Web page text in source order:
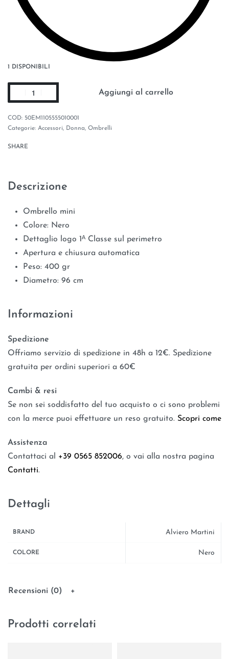
1 DISPONIBILI
Aggiungi al carrello
50EM1105555010001
Categorie: Accessori, Donna, Ombrelli
SHARE
Descrizione
Ombrello mini
Colore: Nero
Dettaglio logo 1ᴬ Classe sul perimetro
Apertura e chiusura automatica
Peso: 400 gr
Diametro: 96 cm
Informazioni
Spedizione
Offriamo servizio di spedizione in 48h a 12€. Spedizione
gratuita per ordini superiori a 60€
Cambi & resi
Se non sei soddisfatto del tuo acquisto o ci sono problemi
con la merce puoi effettuare un reso gratuito. Scopri come
Assistenza
Contattaci al +39 0565 852006, o vai alla nostra pagina
Contatti.
Dettagli
BRAND Alviero Martini
COLORE Nero
Recensioni (0)
Prodotti correlati